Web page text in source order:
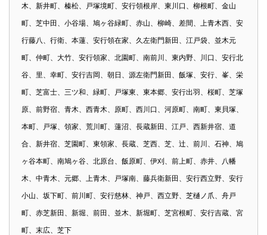
木、新井町、榛松、戸塚境町、安行領根岸、東川口、柳根町、金山
町、芝中田、小谷場、鳩ヶ谷緑町、赤山、柳崎、差間、上青木西、安
行藤八、行衛、本蓮、安行領在家、久左衛門新田、江戸袋、並木元
町、仲町、大竹、安行領家、北園町、南前川、東内野、川口、安行北
谷、里、幸町、安行吉岡、朝日、源左衛門新田、飯塚、安行、峯、栄
町、芝富士、三ツ和、緑町、戸塚東、東本郷、安行出羽、桜町、芝塚
原、前野宿、青木、西青木、原町、西川口、河原町、南町、東貝塚、
本町、戸塚、領家、荒川町、蓮沼、長蔵新田、江戸、西新井宿、道
合、新井宿、芝園町、東領家、長蔵、芝西、芝、辻、前川、石神、鳩
ヶ谷本町、南鳩ヶ谷、北原台、飯原町、伊刈、前上町、赤井、八幡
木、中青木、元郷、上青木、戸塚南、藤兵衛新田、安行西立野、安行
小山、坂下町、前川町、安行慈林、神戸、西立野、芝樋ノ爪、舟戸
町、赤芝新田、新堀、前田、並木、新堀町、芝宮根町、安行吉蔵、宮
町、末広、芝下